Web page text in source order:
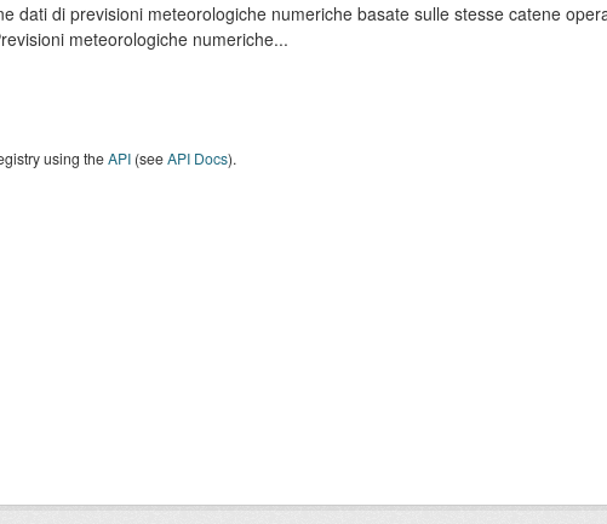
dati di previsioni meteorologiche numeriche basate sulle stesse catene
meteorologiche numeriche...
using theAPI(seeAPI Docs).